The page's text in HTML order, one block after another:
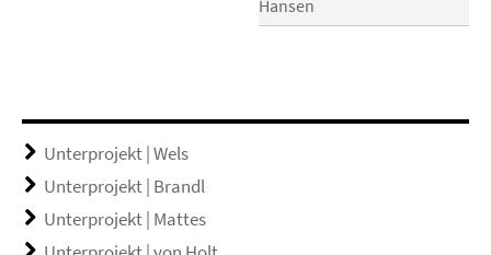
Hansen
Unterprojekt | Wels
Unterprojekt | Brandl
Unterprojekt | Mattes